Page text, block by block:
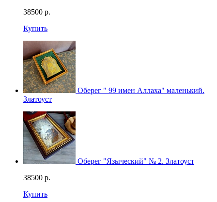
38500 р.
Купить
Оберег " 99 имен Аллаха" маленький.
Златоуст
Оберег "Языческий" № 2. Златоуст
38500 р.
Купить